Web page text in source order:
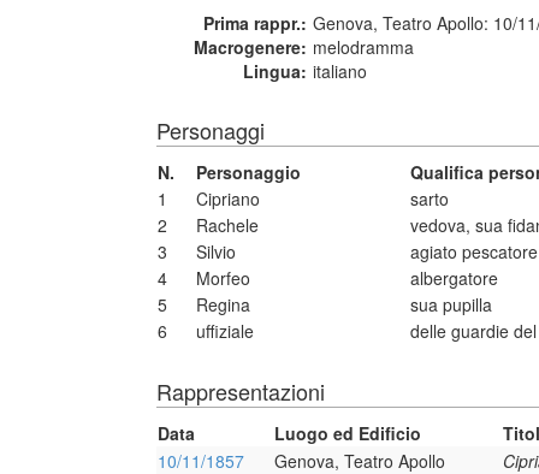
Prima rappr.: Genova, Teatro Apollo: 10/
Macrogenere: melodramma
Lingua: italiano
Personaggi
N. Personaggio
Qualifica
1
Cipriano
sarto
2
Rachele
vedova, sua
3
Silvio
agiato pescatore
4
Morfeo
albergatore
5
Regina
sua pupilla
6
uffiziale delle guardie
Rappresentazioni
Data Luogo ed Edificio
10/11/1857
Genova, Teatro Apollo